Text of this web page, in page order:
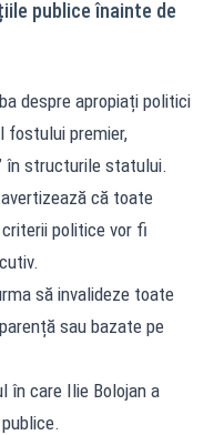
publice înainte de
despre apropiați politici
fostului premier,
în structurile statului.
că toate
politice vor fi
să invalideze toate
sau bazate pe
în care Ilie Bolojan a